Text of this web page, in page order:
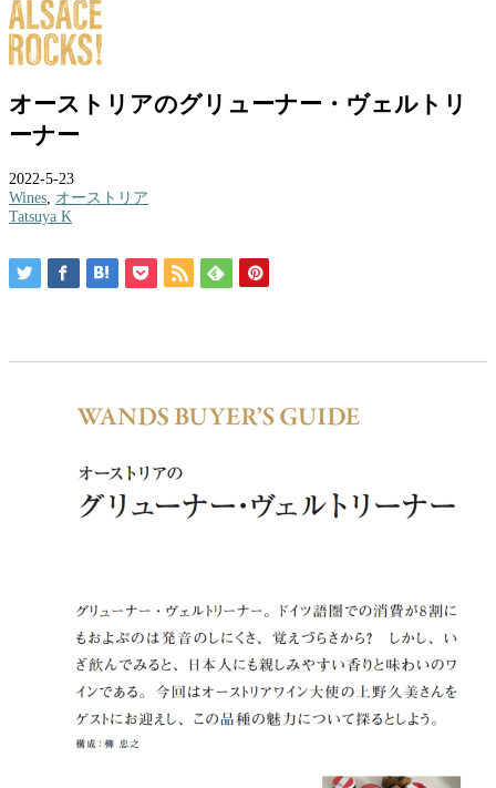
オーストリアのグリューナー・ヴェルトリ
ーナー
2022-5-23
Wines オーストリア
Tatsuya K